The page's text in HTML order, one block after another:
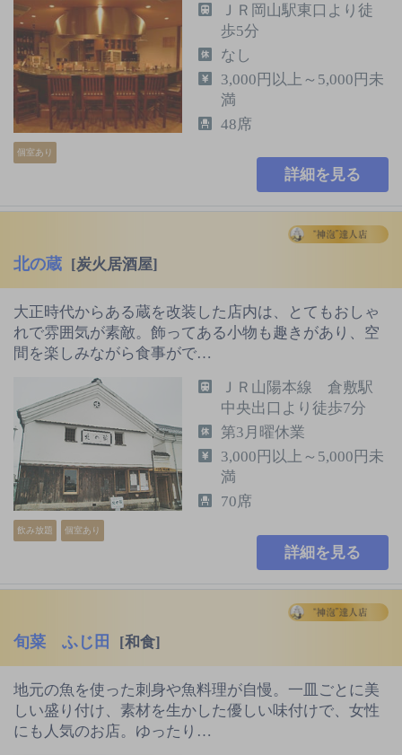
個室あり
ＪＲ岡山駅東口より徒
歩5分
なし
3,000円以上～5,000円未
満
48席
詳細を見る
北の蔵 [炭火居酒屋]
大正時代からある蔵を改装した店内は、とてもおしゃ
れで雰囲気が素敵。飾ってある小物も趣きがあり、空
間を楽しみながら食事がで…
飲み放題 個室あり
ＪＲ山陽本線 倉敷駅
中央出口より徒歩7分
第3月曜休業
3,000円以上～5,000円未
満
70席
詳細を見る
旬菜 ふじ田 [和食]
地元の魚を使った刺身や魚料理が自慢。一皿ごとに美
しい盛り付け、素材を生かした優しい味付けで、女性
にも人気のお店。ゆったり…